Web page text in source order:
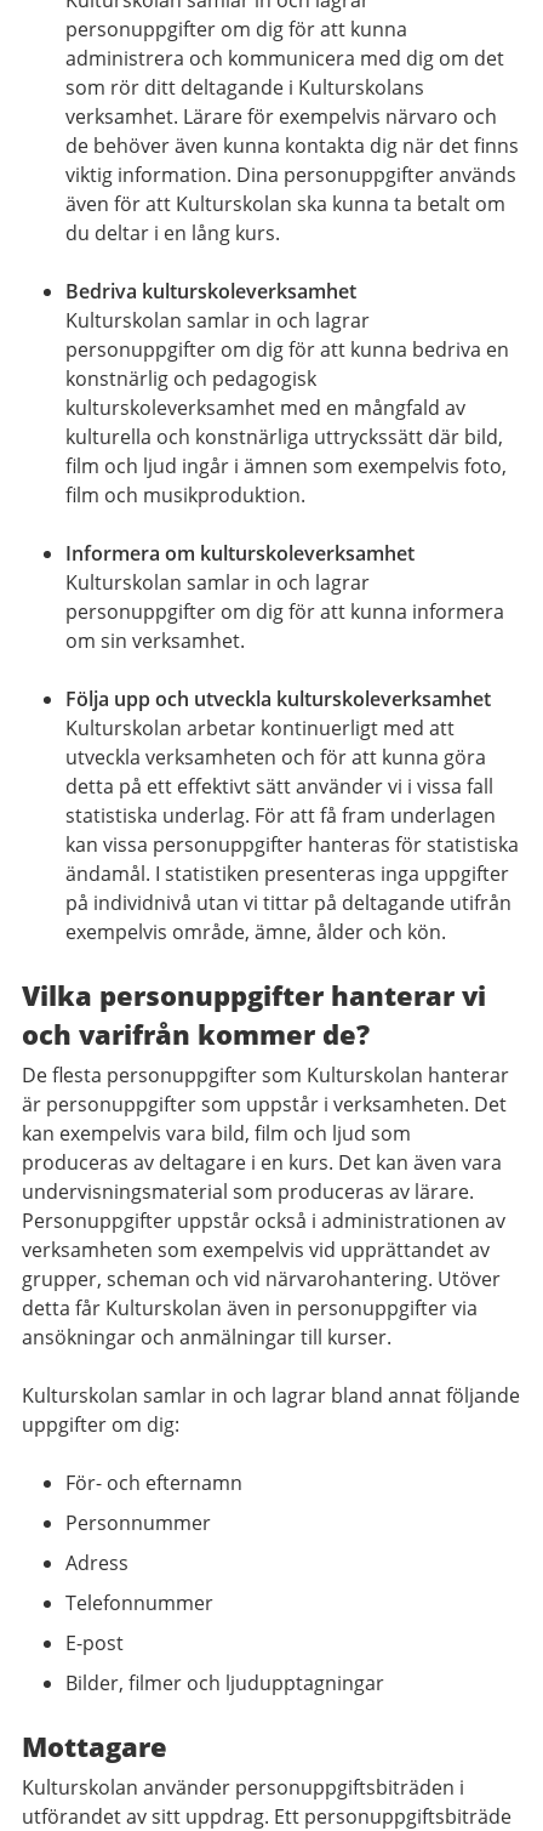
personuppgifter om dig för att kunna
administrera och kommunicera med dig om det
som rör ditt deltagande i Kulturskolans
verksamhet. Lärare för exempelvis närvaro och
de behöver även kunna kontakta dig när det finns
viktig information. Dina personuppgifter används
även för att Kulturskolan ska kunna ta betalt om
du deltar i en lång kurs.
Bedriva kulturskoleverksamhet
Kulturskolan samlar in och lagrar
personuppgifter om dig för att kunna bedriva en
konstnärlig och pedagogisk
kulturskoleverksamhet med en mångfald av
kulturella och konstnärliga uttryckssätt där bild,
film och ljud ingår i ämnen som exempelvis foto,
film och musikproduktion.
Informera om kulturskoleverksamhet
Kulturskolan samlar in och lagrar
personuppgifter om dig för att kunna informera
om sin verksamhet.
Följa upp och utveckla kulturskoleverksamhet
Kulturskolan arbetar kontinuerligt med att
utveckla verksamheten och för att kunna göra
detta på ett effektivt sätt använder vi i vissa fall
statistiska underlag. För att få fram underlagen
kan vissa personuppgifter hanteras för statistiska
ändamål. I statistiken presenteras inga uppgifter
på individnivå utan vi tittar på deltagande utifrån
exempelvis område, ämne, ålder och kön.
Vilka personuppgifter hanterar vi
och varifrån kommer de?
De flesta personuppgifter som Kulturskolan hanterar
är personuppgifter som uppstår i verksamheten. Det
kan exempelvis vara bild, film och ljud som
produceras av deltagare i en kurs. Det kan även vara
undervisningsmaterial som produceras av lärare.
Personuppgifter uppstår också i administrationen av
verksamheten som exempelvis vid upprättandet av
grupper, scheman och vid närvarohantering. Utöver
detta får Kulturskolan även in personuppgifter via
ansökningar och anmälningar till kurser.
Kulturskolan samlar in och lagrar bland annat följande
uppgifter om dig:
För- och efternamn
Personnummer
Adress
Telefonnummer
E-post
Bilder, filmer och ljudupptagningar
Mottagare
Kulturskolan använder personuppgiftsbiträden i
utförandet av sitt uppdrag. Ett personuppgiftsbiträde